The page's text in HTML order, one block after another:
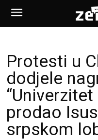
Protesti u
dodjele
prodao
srpskom